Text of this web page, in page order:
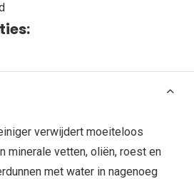
verwijdert moeiteloos
minerale vetten, oliën, roest en
met water in nagenoeg